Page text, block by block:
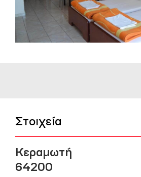
Στοιχεία
Κεραμωτή
64200